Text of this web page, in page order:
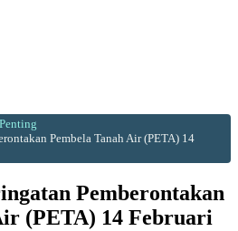
Pembela Tanah Air (PETA) 14
Pemberontakan
(PETA) 14 Februari